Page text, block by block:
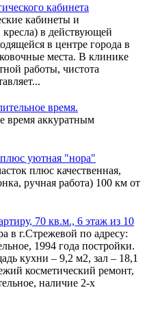
кабинета
кабинеты и
кресла) в действующей
в центре города в
места. В клинике
работы, чистота
время.
время аккуратным
уютная "нора"
плюс качественная,
ручная работа) 100 км от
70 кв.м., 6 этаж из 10
в г.Стрежевой по адресу:
1994 года постройки.
кухни – 9,2 м2, зал – 18,1
косметический ремонт,
наличие 2-х